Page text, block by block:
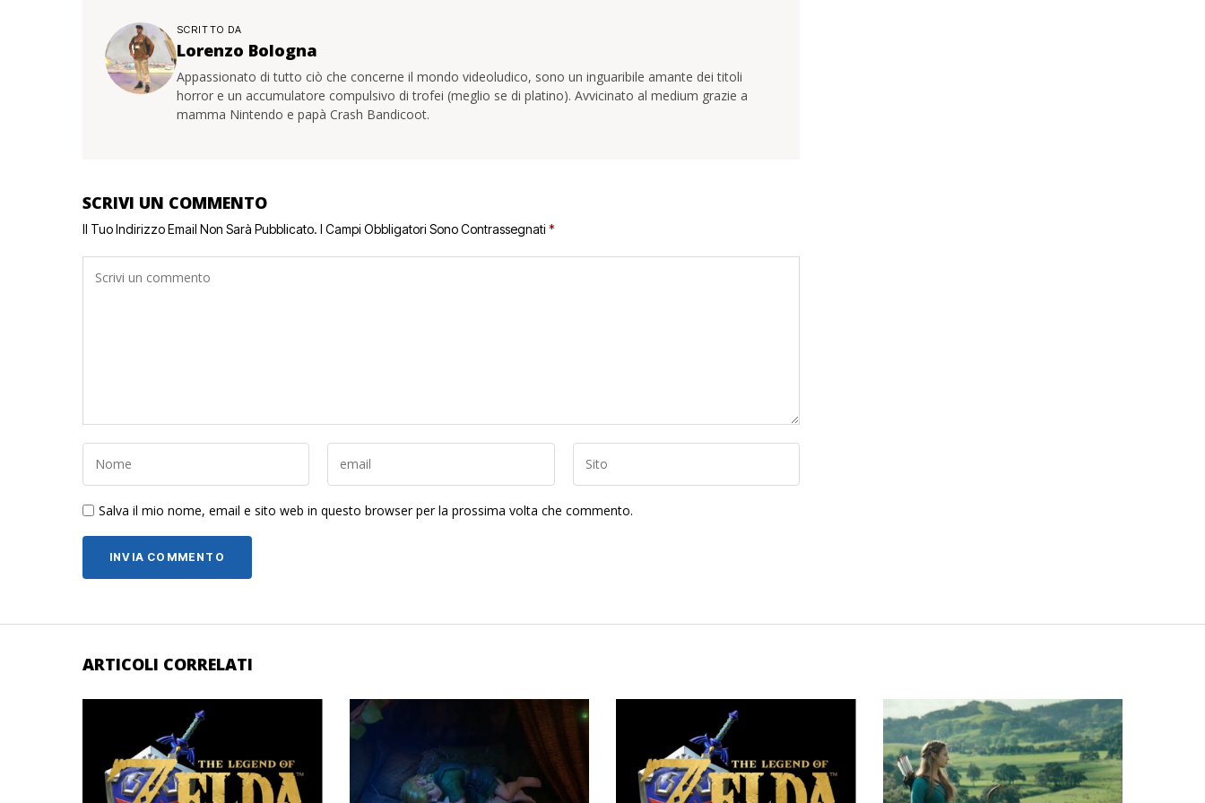
SCRITTO DA
Lorenzo Bologna
Appassionato di tutto ciò che concerne il mondo videoludico, sono un inguaribile amante dei titoli
horror e un accumulatore compulsivo di trofei (meglio se di platino). Avvicinato al medium grazie a
mamma Nintendo e papà Crash Bandicoot.
SCRIVI UN COMMENTO
Il Tuo Indirizzo Email Non Sarà Pubblicato. I Campi Obbligatori Sono Contrassegnati *
Salva il mio nome, email e sito web in questo browser per la prossima volta che commento.
ARTICOLI CORRELATI